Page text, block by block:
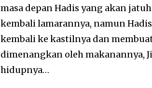
masa depan Hadis yang akan
kembali lamarannya, namun
kembali ke kastilnya dan
dimenangkan oleh makanannya,
hidupnya…